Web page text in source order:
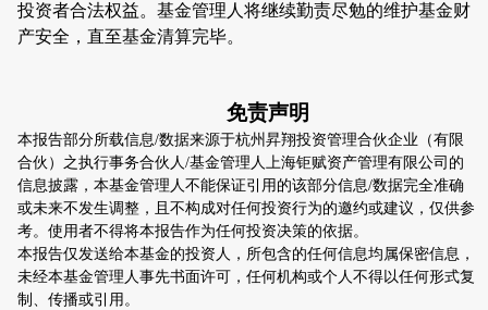
投资者合法权益。基金管理人将继续勤责尽勉的维护基金财
产安全，直至基金清算完毕。
免责声明
本报告部分所载信息/数据来源于杭州昇翔投资管理合伙企业（有限
合伙）之执行事务合伙人/基金管理人上海钜赋资产管理有限公司的
信息披露，本基金管理人不能保证引用的该部分信息/数据完全准确
或未来不发生调整，且不构成对任何投资行为的邀约或建议，仅供参
考。使用者不得将本报告作为任何投资决策的依据。
本报告仅发送给本基金的投资人，所包含的任何信息均属保密信息，
未经本基金管理人事先书面许可，任何机构或个人不得以任何形式复
制、传播或引用。